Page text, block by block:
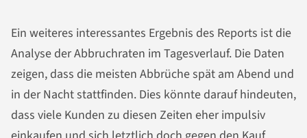
Ein weiteres interessantes Ergebnis des Reports ist die
Analyse der Abbruchraten im Tagesverlauf. Die Daten
zeigen, dass die meisten Abbrüche spät am Abend und
in der Nacht stattfinden. Dies könnte darauf hindeuten,
dass viele Kunden zu diesen Zeiten eher impulsiv